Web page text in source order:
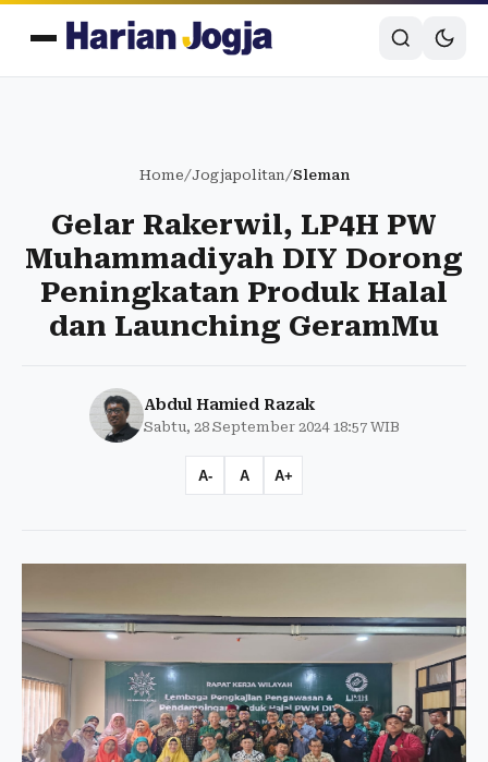
Home/Jogjapolitan/Sleman
Gelar Rakerwil, LP4H PW
Muhammadiyah DIY Dorong
Peningkatan Produk Halal
dan Launching GeramMu
Abdul Hamied Razak
Sabtu, 28 September 2024 18:57 WIB
A- A A+